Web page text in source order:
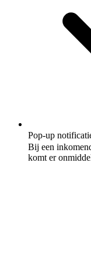
Pop-up
Bij een
komt er